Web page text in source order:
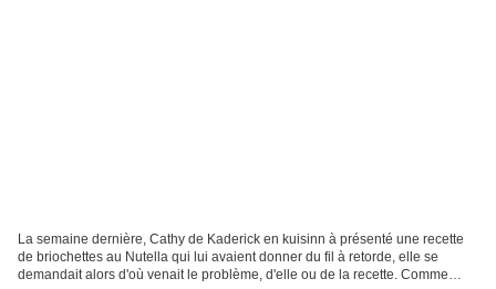
La semaine dernière, Cathy de Kaderick en kuisinn à présenté une recette
de briochettes au Nutella qui lui avaient donner du fil à retorde, elle se
demandait alors d'où venait le problème, d'elle ou de la recette. Comme